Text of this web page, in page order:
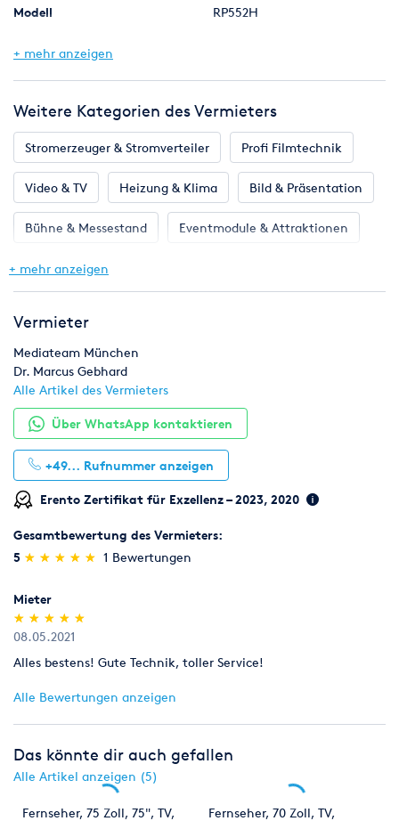
Modell
RP552H
+ mehr anzeigen
Weitere Kategorien des Vermieters
Stromerzeuger & Stromverteiler Profi Filmtechnik
Video & TV Heizung & Klima Bild & Präsentation
Bühne & Messestand Eventmodule & Attraktionen
Gastronomie & Bar
Ton & Beschallung
+ mehr anzeigen
Vermieter
Mediateam München
Dr. Marcus Gebhard
Alle Artikel des Vermieters
Über WhatsApp kontaktieren
+49... Rufnummer anzeigen
Erento Zertifikat für Exzellenz – 2023, 2020
Gesamtbewertung des Vermieters:
5 (*)
★
★
(*) ★
★
(*) ★
★
(*) ★
★
(*) ★
★ 1 Bewertungen
Mieter
(*)
★
★
(*) ★
★
(*) ★
★
(*) ★
★
(*) ★
★
08.05.2021
Alles bestens! Gute Technik, toller Service!
Alle Bewertungen anzeigen
Das könnte dir auch gefallen
Alle Artikel anzeigen (5)
Fernseher, 75 Zoll, 75", TV,
Fernseher, 70 Zoll, TV,